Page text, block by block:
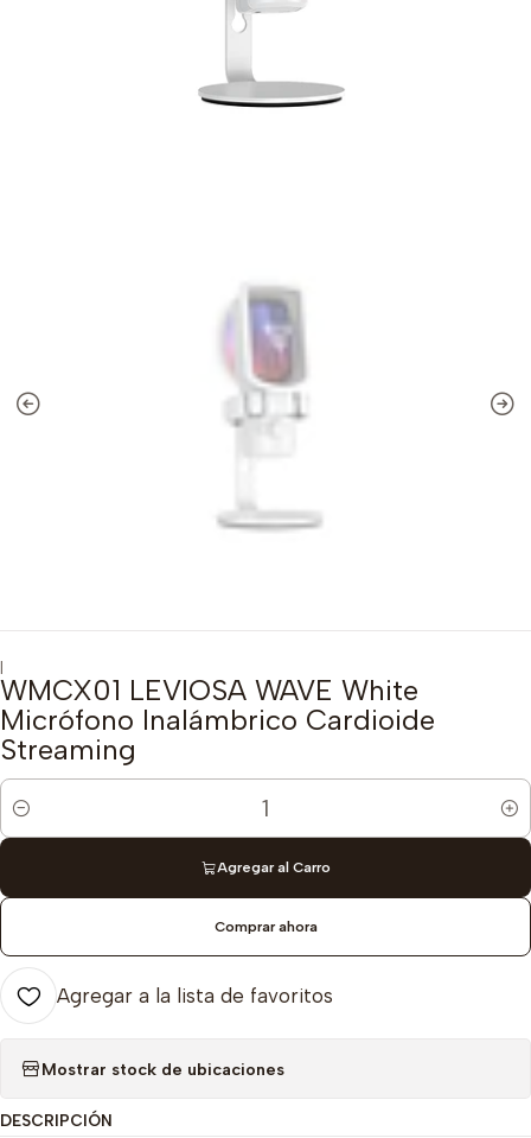
|
WMCX01 LEVIOSA WAVE White
Micrófono Inalámbrico Cardioide
Streaming
Cantidad
Agregar al Carro
Comprar ahora
Agregar a la lista de favoritos
Mostrar stock de ubicaciones
DESCRIPCIÓN